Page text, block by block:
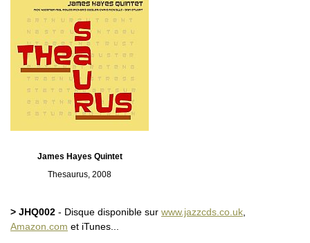
James Hayes Quintet
Thesaurus, 2008
> JHQ002 - Disque disponible sur www.jazzcds.co.uk
Amazon.com et iTunes...